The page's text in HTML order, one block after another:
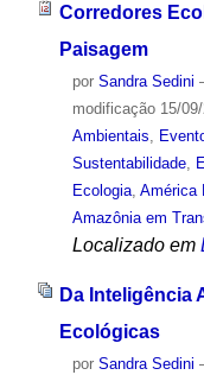
Corredores
Paisagem
por Sandra Sedini
modificação15/09/
Ambientais
Sustentabilidade,
Ecologia, América
Amazônia em
Localizado em
Da Inteligência
Ecológicas
por Sandra Sedini